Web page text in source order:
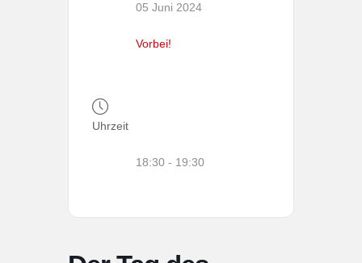
05 Juni 2024
Vorbei!
Uhrzeit
18:30 - 19:30